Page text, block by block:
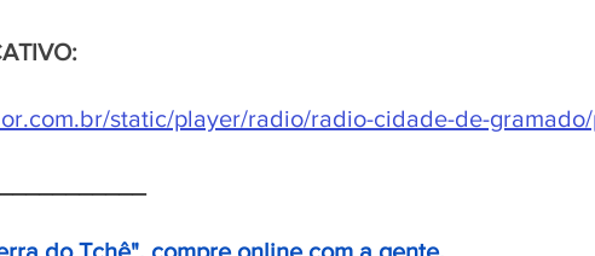
static/player/radio/radio-cidade-de-